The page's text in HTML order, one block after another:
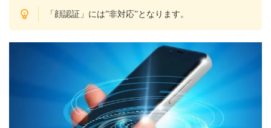
「顔認証」には”非対応”となります。